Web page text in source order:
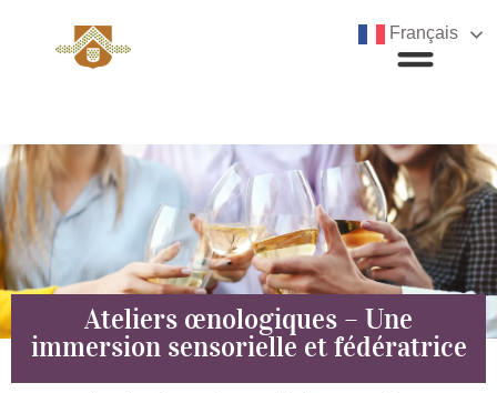
Ateliers œnologiques – Une
immersion sensorielle et fédératrice
Français